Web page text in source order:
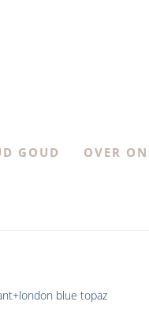
GOUD OVER
blue topaz